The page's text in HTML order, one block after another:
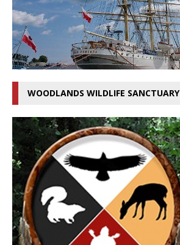
WOODLANDS WILDLIFE SANCTUARY